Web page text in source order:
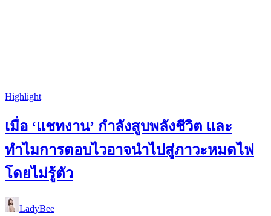
Highlight
เมื่อ ‘แชทงาน’ กำลังสูบพลังชีวิต และ
ทำไมการตอบไวอาจนำไปสู่ภาวะหมดไฟ
โดยไม่รู้ตัว
LadyBee